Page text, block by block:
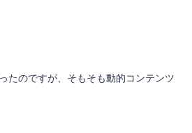
たのですが、そもそも動的コンテンツ